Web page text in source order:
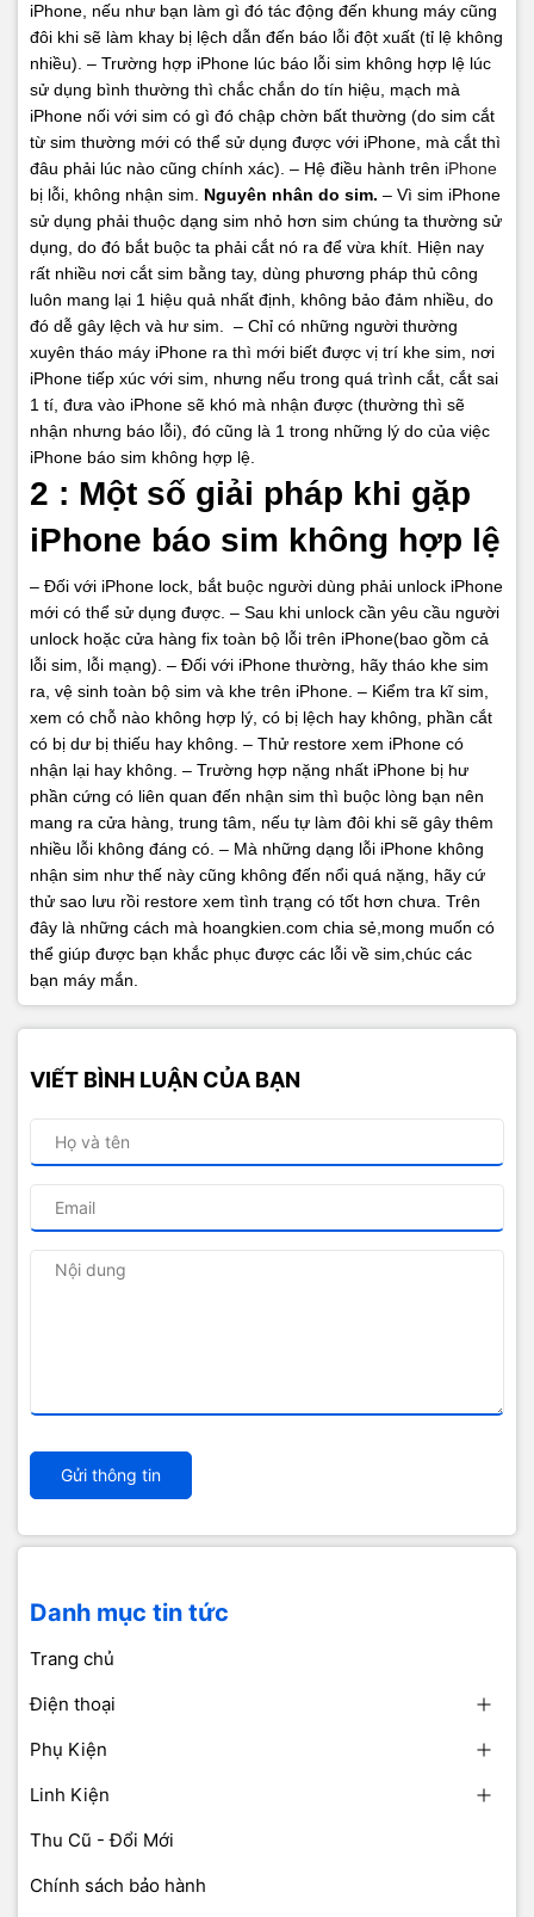
iPhone, nếu như bạn làm gì đó tác động đến khung máy cũng
đôi khi sẽ làm khay bị lệch dẫn đến báo lỗi đột xuất (tỉ lệ không
nhiều). – Trường hợp iPhone lúc báo lỗi sim không hợp lệ lúc
sử dụng bình thường thì chắc chắn do tín hiệu, mạch mà
iPhone nối với sim có gì đó chập chờn bất thường (do sim cắt
từ sim thường mới có thể sử dụng được với iPhone, mà cắt thì
đâu phải lúc nào cũng chính xác). – Hệ điều hành trên iPhone
bị lỗi, không nhận sim.
Nguyên nhân do sim. – Vì sim iPhone
sử dụng phải thuộc dạng sim nhỏ hơn sim chúng ta thường sử
dụng, do đó bắt buộc ta phải cắt nó ra để vừa khít. Hiện nay
rất nhiều nơi cắt sim bằng tay, dùng phương pháp thủ công
luôn mang lại 1 hiệu quả nhất định, không bảo đảm nhiều, do
đó dễ gây lệch và hư sim.
– Chỉ có những người thường
xuyên tháo máy iPhone ra thì mới biết được vị trí khe sim, nơi
iPhone tiếp xúc với sim, nhưng nếu trong quá trình cắt, cắt sai
1 tí, đưa vào iPhone sẽ khó mà nhận được (thường thì sẽ
nhận nhưng báo lỗi), đó cũng là 1 trong những lý do của việc
iPhone báo sim không hợp lệ.
2 : Một số giải pháp khi gặp
iPhone báo sim không hợp lệ
– Đối với iPhone lock, bắt buộc người dùng phải unlock iPhone
mới có thể sử dụng được. – Sau khi unlock cần yêu cầu người
unlock hoặc cửa hàng fix toàn bộ lỗi trên iPhone(bao gồm cả
lỗi sim, lỗi mạng). – Đối với iPhone thường, hãy tháo khe sim
ra, vệ sinh toàn bộ sim và khe trên iPhone. – Kiểm tra kĩ sim,
xem có chỗ nào không hợp lý, có bị lệch hay không, phần cắt
có bị dư bị thiếu hay không. – Thử restore xem iPhone có
nhận lại hay không. – Trường hợp nặng nhất iPhone bị hư
phần cứng có liên quan đến nhận sim thì buộc lòng bạn nên
mang ra cửa hàng, trung tâm, nếu tự làm đôi khi sẽ gây thêm
nhiều lỗi không đáng có. – Mà những dạng lỗi iPhone không
nhận sim như thế này cũng không đến nổi quá nặng, hãy cứ
thử sao lưu rồi restore xem tình trạng có tốt hơn chưa. Trên
đây là những cách mà hoangkien.com chia sẻ,mong muốn có
thể giúp được bạn khắc phục được các lỗi về sim,chúc các
bạn máy mắn.
VIẾT BÌNH LUẬN CỦA BẠN
Gửi thông tin
Danh mục tin tức
Trang chủ
Điện thoại
Phụ Kiện
Linh Kiện
Thu Cũ - Đổi Mới
Chính sách bảo hành